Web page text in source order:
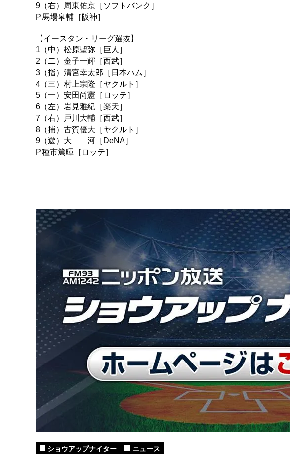
9（右）周東佑京［ソフトバンク］
P.馬場皐輔［阪神］
【イースタン・リーグ選抜】
1（中）松原聖弥［巨人］
2（二）金子一輝［西武］
3（指）清宮幸太郎［日本ハム］
4（三）村上宗隆［ヤクルト］
5（一）安田尚憲［ロッテ］
6（左）岩見雅紀［楽天］
7（右）戸川大輔［西武］
8（捕）古賀優大［ヤクルト］
9（遊）大 河［DeNA］
P.種市篤暉［ロッテ］
ショウアップナイター ニュース